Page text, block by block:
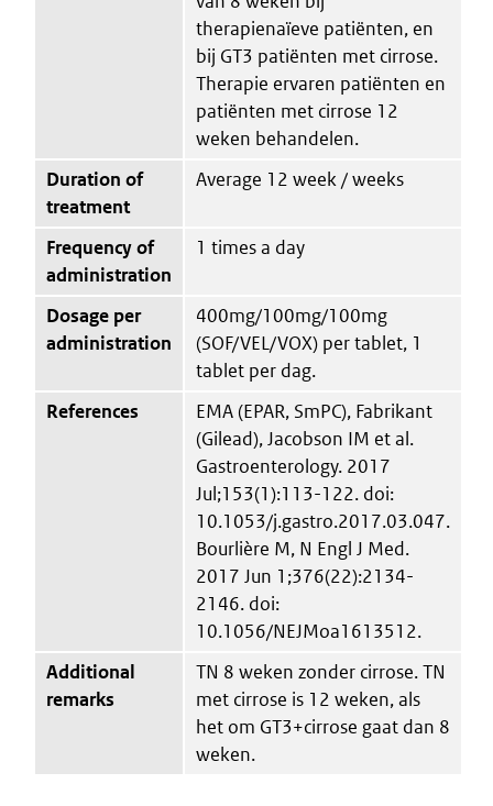
therapienaïeve patiënten, en
bij GT3 patiënten met cirrose.
Therapie ervaren patiënten en
patiënten met cirrose 12
weken behandelen.
Duration of
treatment
Average 12 week / weeks
Frequency of
administration
1 times a day
Dosage per
administration
400mg/100mg/100mg
(SOF/VEL/VOX) per tablet, 1
tablet per dag.
References
EMA (EPAR, SmPC), Fabrikant
(Gilead), Jacobson IM et al.
Gastroenterology. 2017
Jul;153(1):113-122. doi:
10.1053/j.gastro.2017.03.047.
Bourlière M, N Engl J Med.
2017 Jun 1;376(22):2134-
2146. doi:
10.1056/NEJMoa1613512.
Additional
remarks
TN 8 weken zonder cirrose. TN
met cirrose is 12 weken, als
het om GT3+cirrose gaat dan 8
weken.